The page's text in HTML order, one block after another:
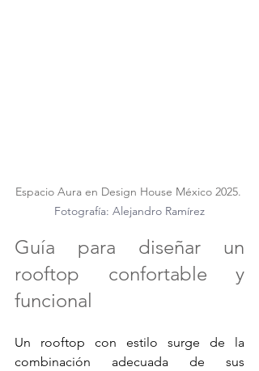
Espacio Aura en Design House México 2025.
Fotografía: Alejandro Ramírez
Guía para diseñar un
rooftop confortable y
funcional
Un rooftop con estilo surge de la
combinación adecuada de sus